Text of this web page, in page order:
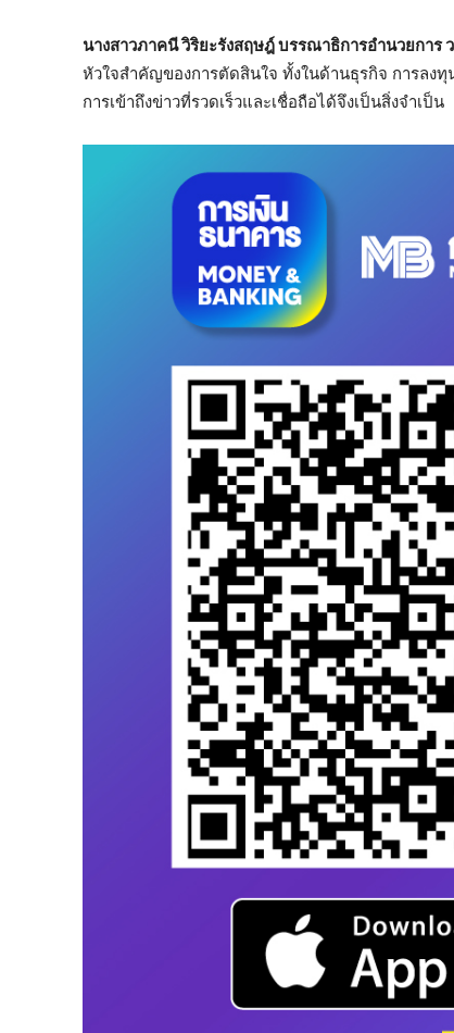
นางสาวภาคนี วิริยะรังสฤษฎ์ บรรณาธิการอำนวยการ
หัวใจสำคัญของการตัดสินใจ ทั้งในด้านธุรกิจ การลง
การเข้าถึงข่าวที่รวดเร็วและเชื่อถือได้จึงเป็นสิ่งจำเป็น